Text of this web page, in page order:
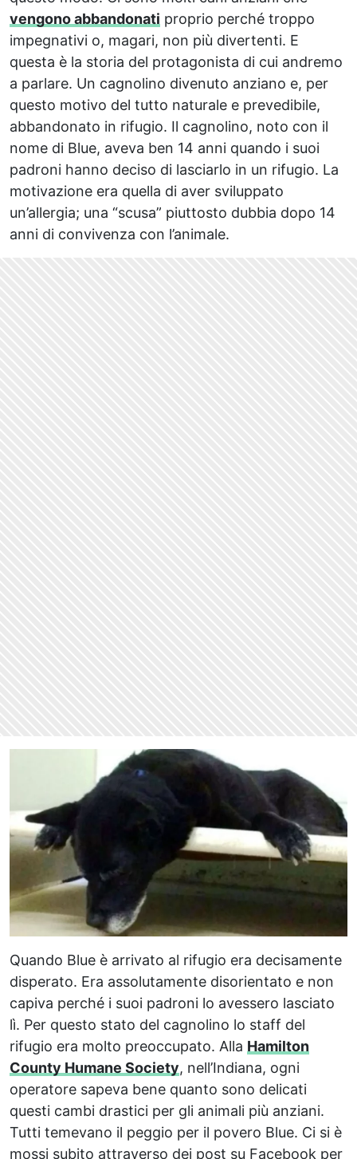
vengono abbandonati proprio perché troppo
impegnativi o, magari, non più divertenti. E
questa è la storia del protagonista di cui andremo
a parlare. Un cagnolino divenuto anziano e, per
questo motivo del tutto naturale e prevedibile,
abbandonato in rifugio. Il cagnolino, noto con il
nome di Blue, aveva ben 14 anni quando i suoi
padroni hanno deciso di lasciarlo in un rifugio. La
motivazione era quella di aver sviluppato
un’allergia; una “scusa” piuttosto dubbia dopo 14
anni di convivenza con l’animale.
Quando Blue è arrivato al rifugio era decisamente
disperato. Era assolutamente disorientato e non
capiva perché i suoi padroni lo avessero lasciato
lì. Per questo stato del cagnolino lo staff del
rifugio era molto preoccupato. Alla Hamilton
County Humane Society, nell’Indiana, ogni
operatore sapeva bene quanto sono delicati
questi cambi drastici per gli animali più anziani.
Tutti temevano il peggio per il povero Blue. Ci si è
mossi subito attraverso dei post su Facebook per